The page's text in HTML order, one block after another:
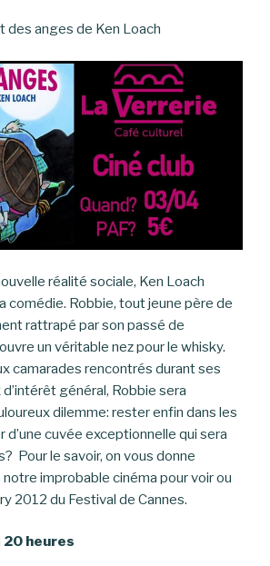
des anges de Ken Loach
réalité sociale, Ken Loach
comédie. Robbie, tout jeune père de
rattrapé par son passé de
un véritable nez pour le whisky.
camarades rencontrés durant ses
général, Robbie sera
dilemme: rester enfin dans les
d’une cuvée exceptionnelle qui sera
Pour le savoir, on vous donne
improbable cinéma pour voir ou
2012 du Festival de Cannes.
20 heures